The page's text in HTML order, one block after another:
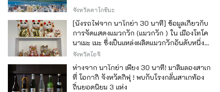
จังหวัดคาโกชิมะ
[นั่งรถไฟจาก นาโกย่า 30 นาที] ข้อมูลเกี่ยวกับ
การจัดแสดงแมวกวัก (แมวกวัก ) ใน เมืองโทโค
นาเมะ เมะ ซึ่งเป็นแหล่งผลิตแมวกวักอันดับหนึ่ง
ของญี่ปุ่น
จังหวัดไอจิ
ห่างจาก นาโกย่า เพียง 30 นาที! มาลิ้มลองสาเก
ที่ โอกากิ จังหวัดกิฟุ ! พบกับโรงกลั่นสาเกท้อง
ถิ่นยอดนิยม 3 แห่ง